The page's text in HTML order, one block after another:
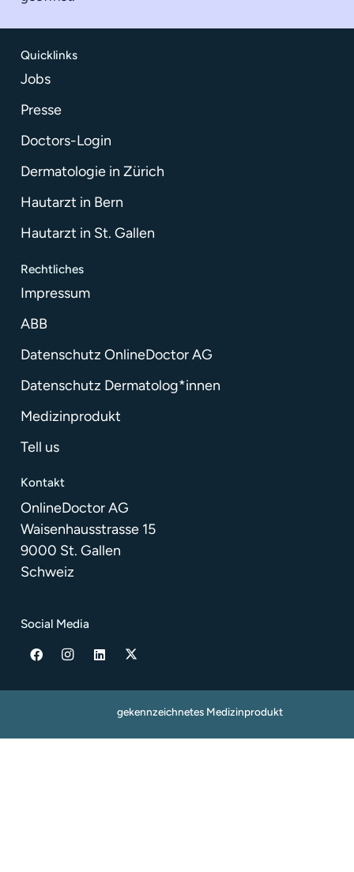
Quicklinks
Jobs
Presse
Doctors-Login
Dermatologie in Zürich
Hautarzt in Bern
Hautarzt in St. Gallen
Rechtliches
Impressum
ABB
Datenschutz OnlineDoctor AG
Datenschutz Dermatolog*innen
Medizinprodukt
Tell us
Kontakt
OnlineDoctor AG
Waisenhausstrasse 15
9000 St. Gallen
Schweiz
Social Media
gekennzeichnetes Medizinprodukt